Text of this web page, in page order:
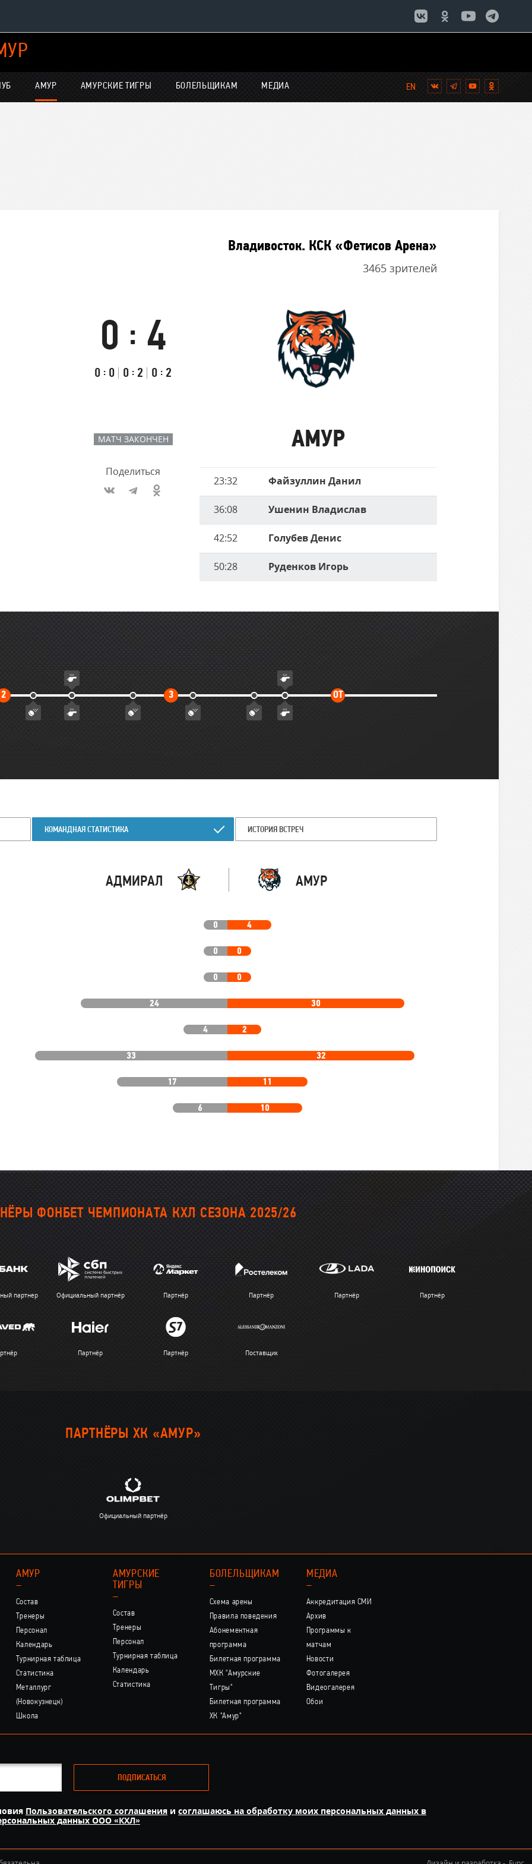
Дивизион Харламова
Автомобилист
АМУР АМУРСКИЕ ТИГРЫ БОЛЕЛЬЩИКАМ МЕДИА Вконтакте
Telegram
YouTube
Владивосток. КСК «Фетисов Арена»
3465 зрителей
встречи
Итоговый
0 : 4
таймам
Первый
0 : 0
Второй
0 : 2
Третий
0 : 2
Амур
МАТЧ ЗАКОНЧЕН
Поделиться
АМУР
Время
Имя
23:32 Файзуллин Данил
36:08 Ушенин Владислав
42:52 Голубев Денис
50:28 Руденков Игорь
2Второй
3Третий
тайм
ОТДополнительное
КОМАНДНАЯ СТАТИСТИКА ИСТОРИЯ ВСТРЕЧ
АДМИРАЛ АМУР
0 4
0 0
0 0
24 30
4 2
33 32
17 11
6 10
ФОНБЕТ ЧЕМПИОНАТА КХЛ СЕЗОНА 2025/26
партнер Официальный партнёр Партнёр Партнёр Партнёр Партнёр
Партнёр Партнёр Поставщик
ПАРТНЁРЫ ХК «АМУР»
Официальный партнёр
АМУР
–
Состав
Тренеры
Персонал
Календарь
Турнирная таблица
Статистика
Металлург
(Новокузнецк)
Школа
АМУРСКИЕ
ТИГРЫ
–
Состав
Тренеры
Персонал
Турнирная таблица
Календарь
Статистика
БОЛЕЛЬЩИКАМ
–
Схема арены
Правила поведения
Абонементная
программа
Билетная программа
МХК "Амурские
Тигры"
Билетная программа
ХК "Амур"
МЕДИА
–
Аккредитация СМИ
Архив
Программы к
матчам
Новости
Фотогалерея
Видеогалерея
Обои
ПОДПИСАТЬСЯ
Пользовательского соглашения и соглашаюсь на обработку моих персональных данных в
данных ООО «КХЛ»